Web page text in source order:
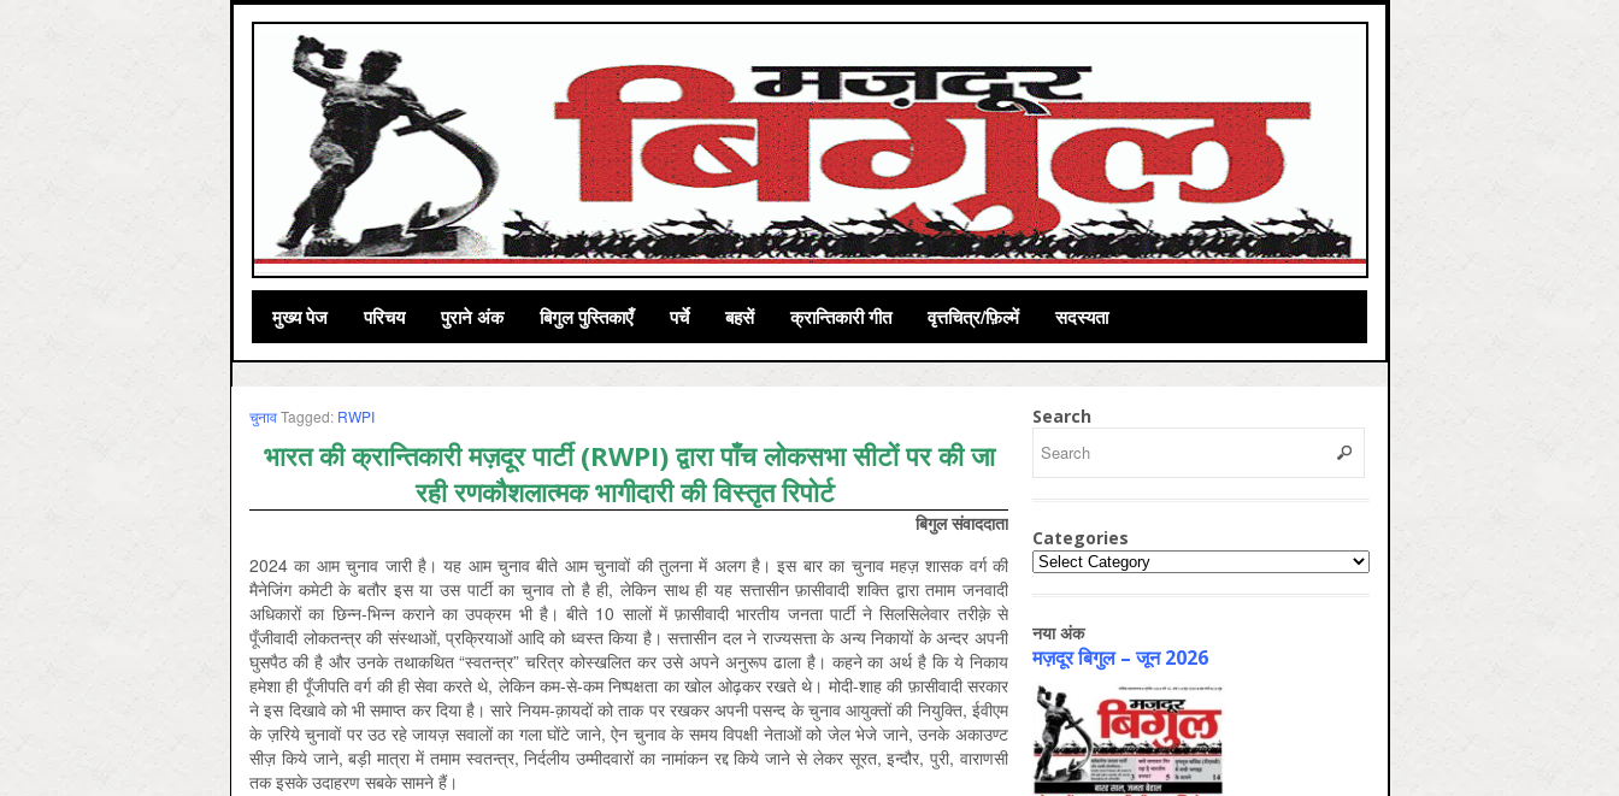
मुख्‍य पेज परिचय पुराने अंक बिगुल पुस्तिकाएँ पर्चे बहसें क्रान्तिकारी गीत वृत्तचित्र/फ़िल्में सदस्यता
चुनावTagged: RWPI
भारत की क्रान्तिकारी मज़दूर पार्टी (RWPI) द्वारा पाँच लोकसभा सीटों पर की जा
रही रणकौशलात्मक भागीदारी की विस्तृत रिपोर्ट
बिगुल संवाददाता
2024 का आम चुनाव जारी है। यह आम चुनाव बीते आम चुनावों की तुलना में अलग है। इस बार का चुनाव महज़ शासक वर्ग की
मैनेजिंग कमेटी के बतौर इस या उस पार्टी का चुनाव तो है ही, लेकिन साथ ही यह सत्तासीन फ़ासीवादी शक्ति द्वारा तमाम जनवादी
अधिकारों का छिन्न-भिन्न कराने का उपक्रम भी है। बीते 10 सालों में फ़ासीवादी भारतीय जनता पार्टी ने सिलसिलेवार तरीक़े से
पूँजीवादी लोकतन्त्र की संस्थाओं, प्रक्रियाओं आदि को ध्वस्त किया है। सत्तासीन दल ने राज्यसत्ता के अन्य निकायों के अन्दर अपनी
घुसपैठ की है और उनके तथाकथित “स्वतन्त्र” चरित्र कोस्खलित कर उसे अपने अनुरूप ढाला है। कहने का अर्थ है कि ये निकाय
हमेशा ही पूँजीपति वर्ग की ही सेवा करते थे, लेकिन कम-से-कम निष्पक्षता का खोल ओढ़कर रखते थे। मोदी-शाह की फ़ासीवादी सरकार
ने इस दिखावे को भी समाप्त कर दिया है। सारे नियम-क़ायदों को ताक पर रखकर अपनी पसन्द के चुनाव आयुक्तों की नियुक्ति, ईवीएम
के ज़रिये चुनावों पर उठ रहे जायज़ सवालों का गला घोंटे जाने, ऐन चुनाव के समय विपक्षी नेताओं को जेल भेजे जाने, उनके अकाउण्ट
सीज़ किये जाने, बड़ी मात्रा में तमाम स्वतन्त्र, निर्दलीय उम्मीदवारों का नामांकन रद्द किये जाने से लेकर सूरत, इन्दौर, पुरी, वाराणसी
तक इसके उदाहरण सबके सामने हैं।
Search
Categories
Categories
नया अंक
मज़दूर बिगुल – जून 2026